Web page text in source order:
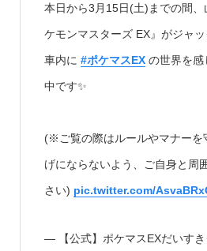
本日から3月15日(土)までの間
ケモンマスターズ EX』がジャッ
車内に #ポケマスEXの世界を感
中です✨
(※ご覧の際はルールやマナーを
げにならないよう、ご自身と周
さい) pic.twitter.com/
— 【公式】ポケマスEXだいす